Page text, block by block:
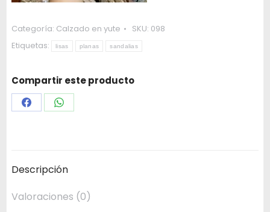
Categoría: Calzado en yute SKU: 098
Etiquetas:
lisas planas sandalias
Compartir este producto
Share Share
Descripción
Valoraciones (0)